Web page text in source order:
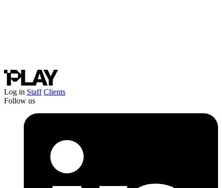
Log in Staff Clients
Follow us